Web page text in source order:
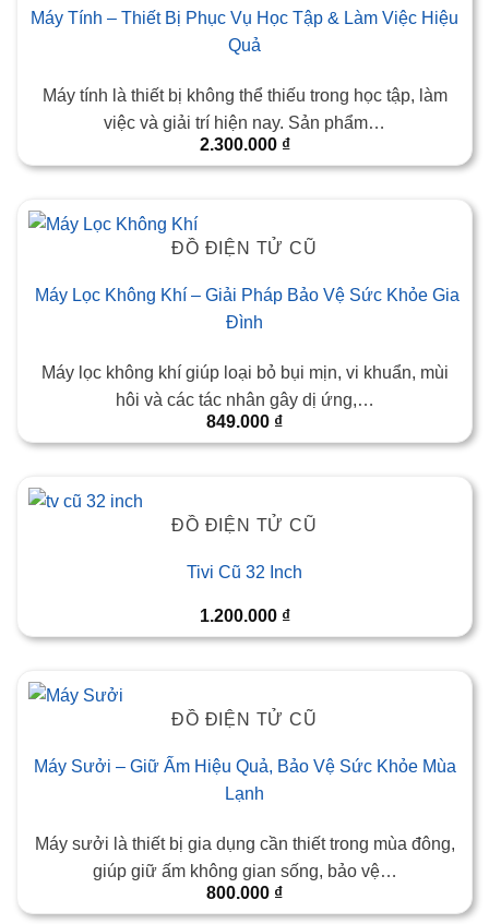
Máy Tính – Thiết Bị Phục Vụ Học Tập & Làm Việc Hiệu
Quả
Máy tính là thiết bị không thể thiếu trong học tập, làm
việc và giải trí hiện nay. Sản phẩm…
2.300.000 ₫
ĐỒ ĐIỆN TỬ CŨ
Máy Lọc Không Khí – Giải Pháp Bảo Vệ Sức Khỏe Gia
Đình
Máy lọc không khí giúp loại bỏ bụi mịn, vi khuẩn, mùi
hôi và các tác nhân gây dị ứng,…
849.000 ₫
ĐỒ ĐIỆN TỬ CŨ
Tivi Cũ 32 Inch
1.200.000 ₫
ĐỒ ĐIỆN TỬ CŨ
Máy Sưởi – Giữ Ấm Hiệu Quả, Bảo Vệ Sức Khỏe Mùa
Lạnh
Máy sưởi là thiết bị gia dụng cần thiết trong mùa đông,
giúp giữ ấm không gian sống, bảo vệ…
800.000 ₫